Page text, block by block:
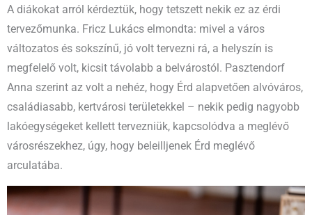
A diákokat arról kérdeztük, hogy tetszett nekik ez az érdi
tervezőmunka. Fricz Lukács elmondta: mivel a város
változatos és sokszínű, jó volt tervezni rá, a helyszín is
megfelelő volt, kicsit távolabb a belvárostól. Pasztendorf
Anna szerint az volt a nehéz, hogy Érd alapvetően alvóváros,
családiasabb, kertvárosi területekkel – nekik pedig nagyobb
lakóegységeket kellett tervezniük, kapcsolódva a meglévő
városrészekhez, úgy, hogy beleilljenek Érd meglévő
arculatába.